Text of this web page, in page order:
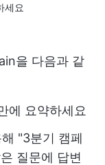
세요
을 다음과 같
에 요약하세요
"3분기 캠페
질문에 답변